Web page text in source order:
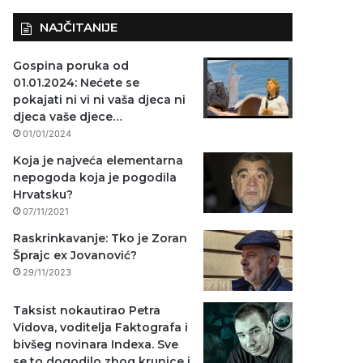
NAJČITANIJE
Gospina poruka od
01.01.2024: Nećete se
pokajati ni vi ni vaša djeca ni
djeca vaše djece…
01/01/2024
Koja je najveća elementarna
nepogoda koja je pogodila
Hrvatsku?
07/11/2021
Raskrinkavanje: Tko je Zoran
Šprajc ex Jovanović?
29/11/2023
Taksist nokautirao Petra
Vidova, voditelja Faktografa i
bivšeg novinara Indexa. Sve